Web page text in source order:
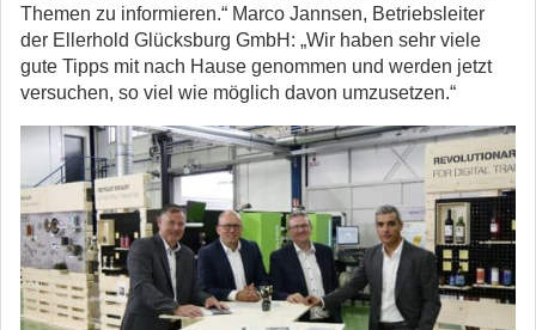
Themen zu informieren.“ Marco Jannsen, Betriebsleiter
der Ellerhold Glücksburg GmbH: „Wir haben sehr viele
gute Tipps mit nach Hause genommen und werden jetzt
versuchen, so viel wie möglich davon umzusetzen.“